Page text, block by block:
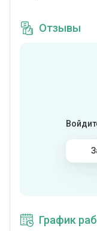
Отзывы
График